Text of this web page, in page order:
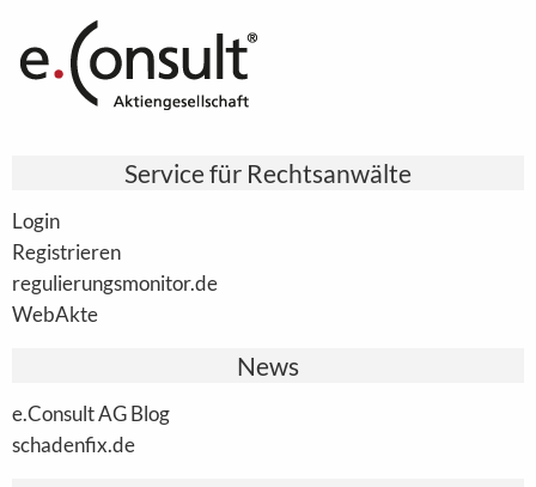
Service für Rechtsanwälte
Login
Registrieren
regulierungsmonitor.de
WebAkte
News
e.Consult AG Blog
schadenfix.de